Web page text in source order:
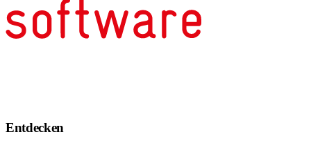
Entdecken